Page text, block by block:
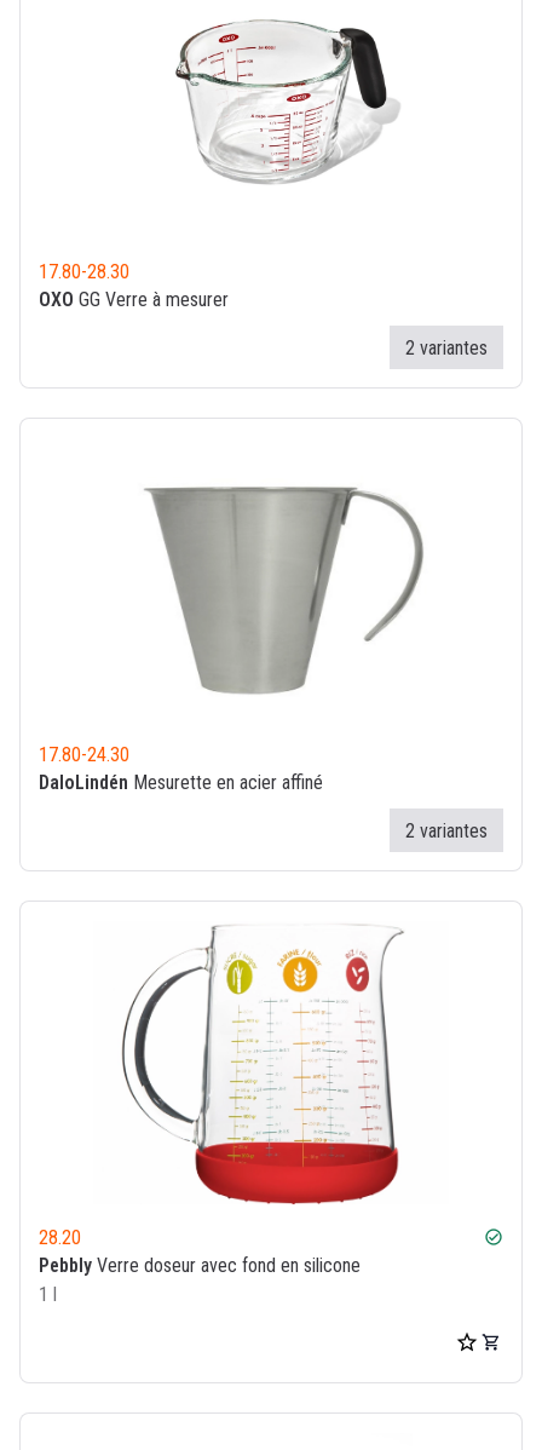
17.80-28.30
OXO GG Verre à mesurer
2 variantes
17.80-24.30
DaloLindén Mesurette en acier affiné
2 variantes
28.20 check_circle
Pebbly Verre doseur avec fond en silicone
1 l